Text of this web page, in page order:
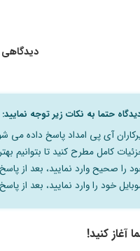
حتما به نکات زیر توجه نمایید:
آی پی امداد پاسخ داده می
کامل مطرح کنید تا بتوانیم
را صحیح وارد نمایید، بعد از
خود را وارد نمایید، بعد از
آغاز کنید!